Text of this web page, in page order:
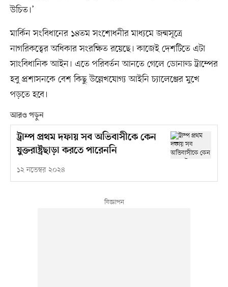
উচিত।’
মার্কিন সংবিধানের ১৪তম সংশোধনীর মাধ্যমে জন্মসূত্রে
নাগরিকত্বের অধিকার সংরক্ষিত রয়েছে। কাজেই দেশটিতে এটা
সাংবিধানিক আইন। এতে পরিবর্তন আনতে গেলে ডোনাল্ড ট্রাম্পের
হবু প্রশাসনকে বেশ কিছু উল্লেখযোগ্য আইনি চ্যালেঞ্জের মুখে
পড়তে হবে।
আরও পড়ুন
ট্রাম্প প্রথম দফায় সব অভিবাসীকে কেন
যুক্তরাষ্ট্রছাড়া করতে পারেননি
১২ নভেম্বর ২০২৪